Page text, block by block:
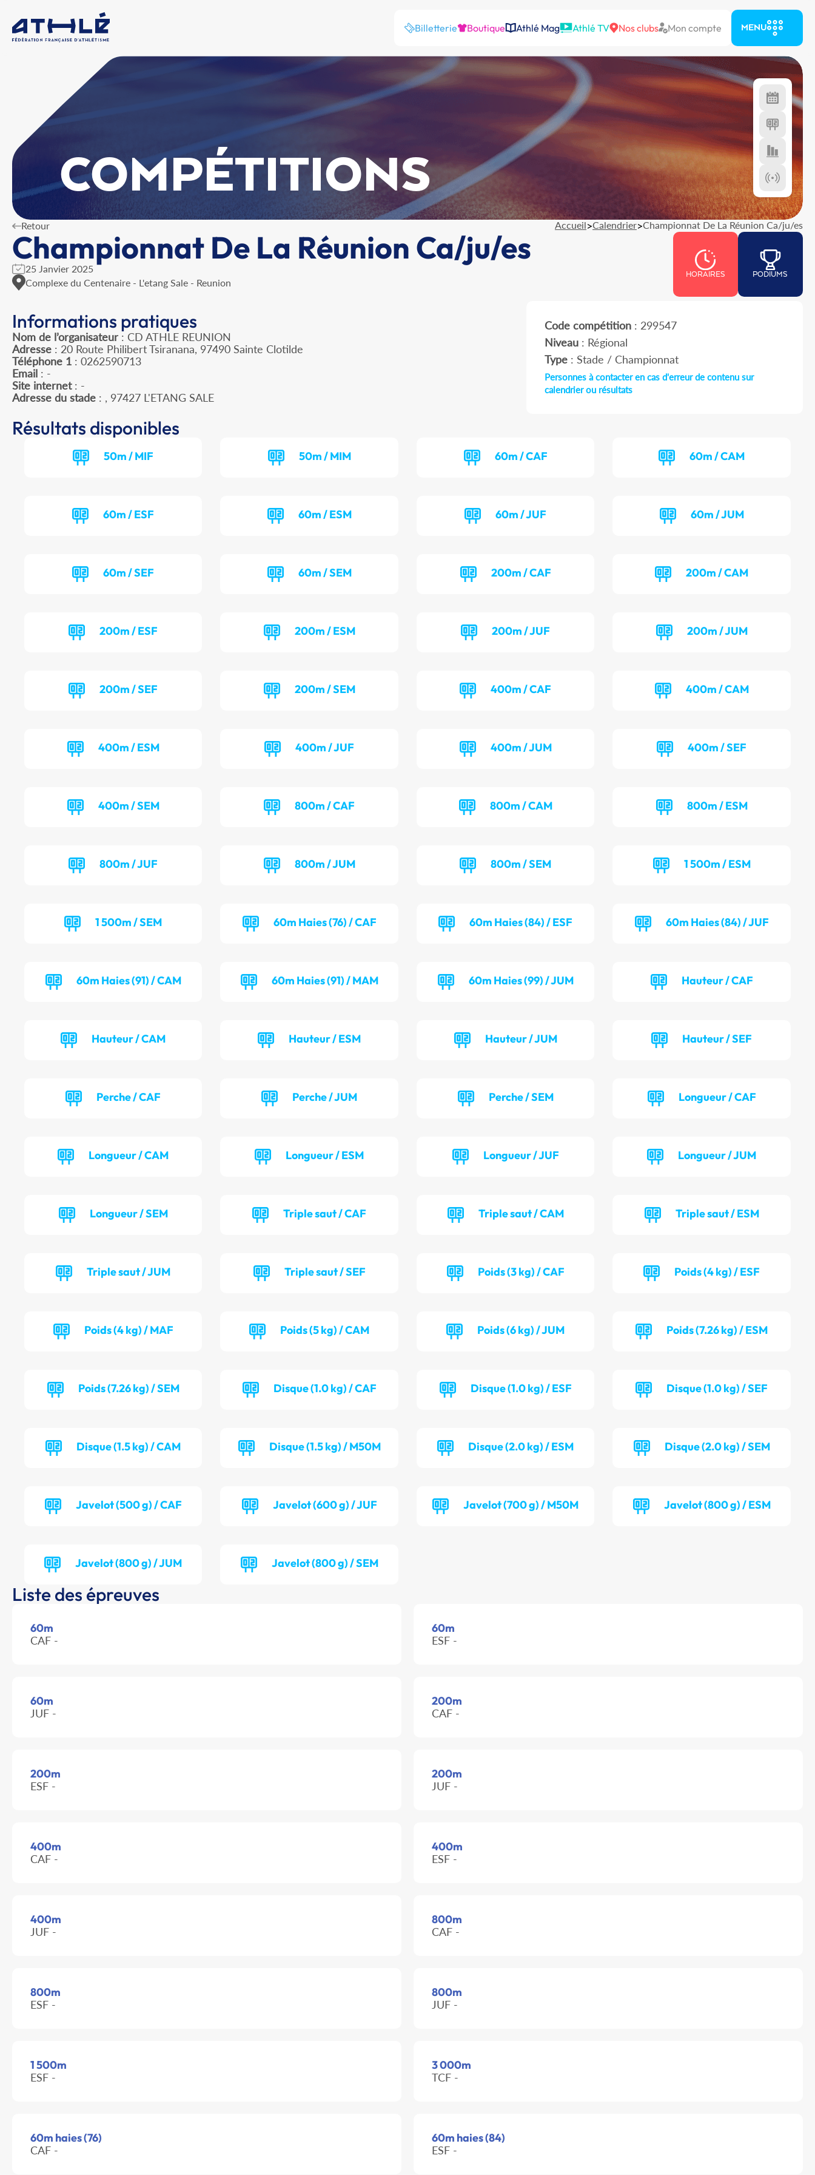
Billetterie Boutique Athlé Mag Athlé TV Nos clubs Mon compte MENU
COMPÉTITIONS
Retour Accueil>Calendrier>Championnat De La Réunion Ca/ju/es
Championnat De La Réunion Ca/ju/es
25 Janvier 2025
Complexe du Centenaire - L'etang Sale - Reunion
HORAIRES PODIUMS
Informations pratiques
Nom de l’organisateur : CD ATHLE REUNION
Adresse : 20 Route Philibert Tsiranana, 97490 Sainte Clotilde
Téléphone 1 : 0262590713
Email : -
Site internet: -
Adresse du stade : , 97427 L'ETANG SALE
Code compétition: 299547
Niveau: Régional
Type: Stade / Championnat
Personnes à contacter en cas d'erreur de contenu sur
calendrier ou résultats
Résultats disponibles
50m / MIF 50m / MIM 60m / CAF 60m / CAM
60m / ESF 60m / ESM 60m / JUF 60m / JUM
60m / SEF 60m / SEM 200m / CAF 200m / CAM
200m / ESF 200m / ESM 200m / JUF 200m / JUM
200m / SEF 200m / SEM 400m / CAF 400m / CAM
400m / ESM 400m / JUF 400m / JUM 400m / SEF
400m / SEM 800m / CAF 800m / CAM 800m / ESM
800m / JUF 800m / JUM 800m / SEM 1 500m / ESM
1 500m / SEM 60m Haies (76) / CAF 60m Haies (84) / ESF 60m Haies (84) / JUF
60m Haies (91) / CAM 60m Haies (91) / MAM 60m Haies (99) / JUM Hauteur / CAF
Hauteur / CAM Hauteur / ESM Hauteur / JUM Hauteur / SEF
Perche / CAF Perche / JUM Perche / SEM Longueur / CAF
Longueur / CAM Longueur / ESM Longueur / JUF Longueur / JUM
Longueur / SEM Triple saut / CAF Triple saut / CAM Triple saut / ESM
Triple saut / JUM Triple saut / SEF Poids (3 kg) / CAF Poids (4 kg) / ESF
Poids (4 kg) / MAF Poids (5 kg) / CAM Poids (6 kg) / JUM Poids (7.26 kg) / ESM
Poids (7.26 kg) / SEM Disque (1.0 kg) / CAF Disque (1.0 kg) / ESF Disque (1.0 kg) / SEF
Disque (1.5 kg) / CAM Disque (1.5 kg) / M50M Disque (2.0 kg) / ESM Disque (2.0 kg) / SEM
Javelot (500 g) / CAF Javelot (600 g) / JUF Javelot (700 g) / M50M Javelot (800 g) / ESM
Javelot (800 g) / JUM Javelot (800 g) / SEM
Liste des épreuves
60m
CAF -
60m
ESF -
60m
JUF -
200m
CAF -
200m
ESF -
200m
JUF -
400m
CAF -
400m
ESF -
400m
JUF -
800m
CAF -
800m
ESF -
800m
JUF -
1 500m
ESF -
3 000m
TCF -
60m haies (76)
CAF -
60m haies (84)
ESF -